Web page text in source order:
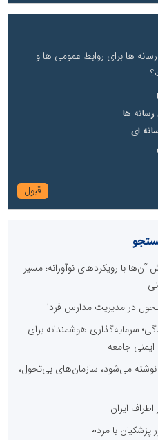
ها برای روابط عمومی ها و
ها
ای
با رویکردهای نوآورانه؛ مسیر
تحول در مدیریت مدارس فردا
سرمایه‌گذاری هوشمندانه برای
جامعه
می‌شود، سازمان‌های بی‌تحول،
ایران
با مردم